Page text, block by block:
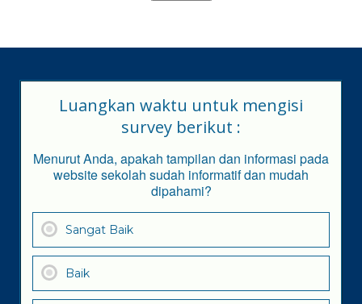
Luangkan waktu untuk mengisi
survey berikut :
Menurut Anda, apakah tampilan dan informasi pada
website sekolah sudah informatif dan mudah
dipahami?
Sangat Baik
Baik